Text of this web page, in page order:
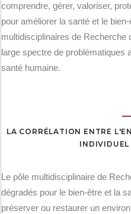
comprendre, gérer, valoriser,
pour améliorer la santé et le
multidisciplinaires de Recherche
large spectre de problématiques
santé humaine.
LA CORRÉLATION ENTRE
INDIVIDUEL
Le pôle multidisciplinaire de
dégradés pour le bien-être et la
préserver ou restaurer un